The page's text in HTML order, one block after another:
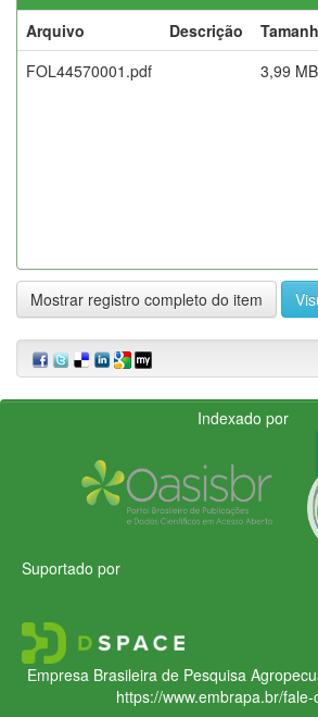
Arquivo
Descrição
FOL44570001.pdf
3,99 MB
Mostrar registro completo do item
Indexado por
Suportado por
Empresa Brasileira de Pesquisa
https://www.embrapa.br/fale-